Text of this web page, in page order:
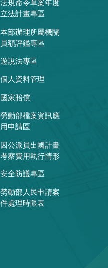
法規命令草案年度
立法計畫專區
本部辦理所屬機關
員額評鑑專區
遊說法專區
個人資料管理
國家賠償
勞動部檔案資訊應
用申請區
因公派員出國計畫
考察費用執行情形
安全防護專區
勞動部人民申請案
件處理時限表